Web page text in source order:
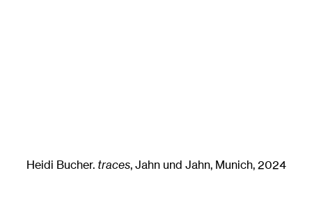
Heidi Bucher. traces, Jahn und Jahn, Munich, 2024